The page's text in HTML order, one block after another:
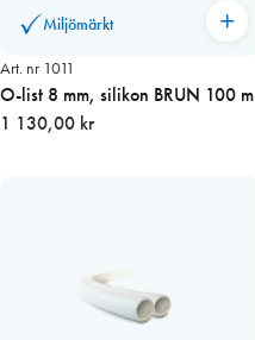
Miljömärkt
Art. nr 1011
O-list 8 mm, silikon BRUN 100 m
1 130,00 kr